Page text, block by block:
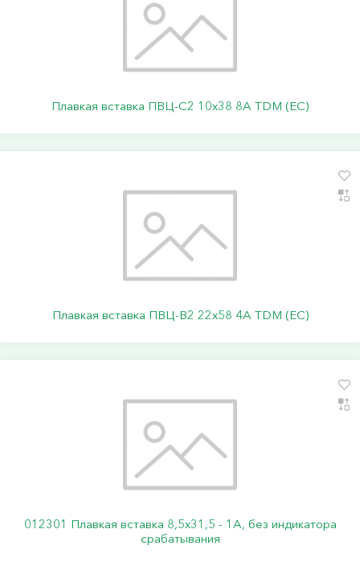
Плавкая вставка ПВЦ-С2 10х38 8А TDM (ЕС)
Плавкая вставка ПВЦ-В2 22х58 4А TDM (ЕС)
012301 Плавкая вставка 8,5х31,5 - 1А, без индикатора
срабатывания